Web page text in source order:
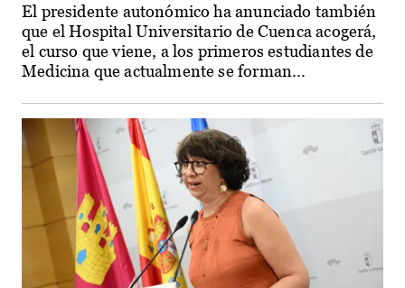
El presidente autonómico ha anunciado también
que el Hospital Universitario de Cuenca acogerá,
el curso que viene, a los primeros estudiantes de
Medicina que actualmente se forman...